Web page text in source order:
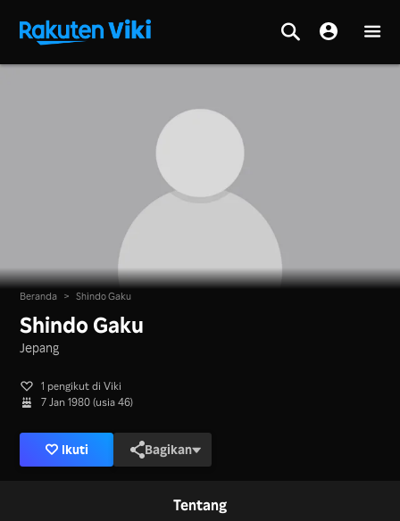
Beranda > Shindo Gaku
Shindo Gaku
Jepang
1 pengikut di Viki
7 Jan 1980 (usia 46)
Ikuti Bagikan
Tentang